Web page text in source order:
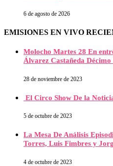
6 de agosto de 2026
EMISIONES EN VIVO
Molocho Martes 28 En
Álvarez Castañeda
28 de noviembre de 2023
El Circo Show De la
5 de octubre de 2023
La Mesa De Análisis
Torres, Luis Fimbres y
4 de octubre de 2023